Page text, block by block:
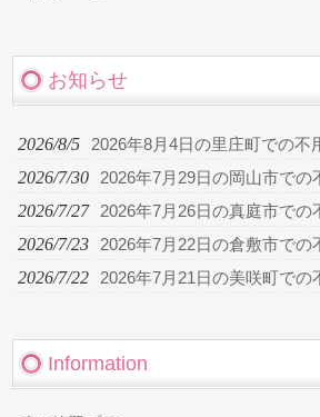
お知らせ
2026/8/5 2026年8月4日の里庄町での不
2026/7/30 2026年7月29日の岡山市での
2026/7/27 2026年7月26日の真庭市での
2026/7/23 2026年7月22日の倉敷市での
2026/7/22 2026年7月21日の美咲町での
Information